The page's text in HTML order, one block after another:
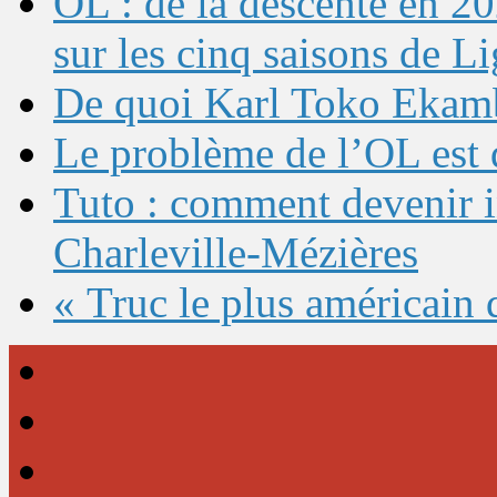
sur les cinq saisons de
De quoi Karl Toko
Le problème de l’OL
Tuto : comment devenir
Charleville-Mézières
« Truc le plus américain